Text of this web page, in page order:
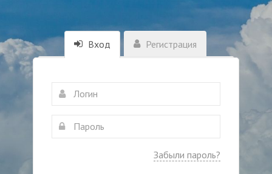
Вход Регистрация
Забыли пароль?